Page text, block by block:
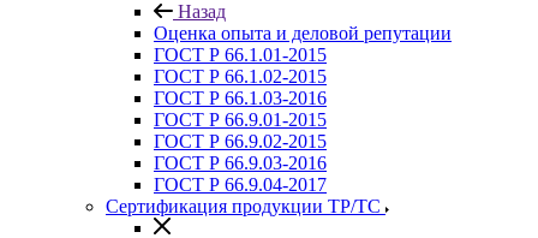
Назад
Оценка опыта и деловой репутации
ГОСТ Р 66.1.01-2015
ГОСТ Р 66.1.02-2015
ГОСТ Р 66.1.03-2016
ГОСТ Р 66.9.01-2015
ГОСТ Р 66.9.02-2015
ГОСТ Р 66.9.03-2016
ГОСТ Р 66.9.04-2017
Сертификация продукции ТР/ТС